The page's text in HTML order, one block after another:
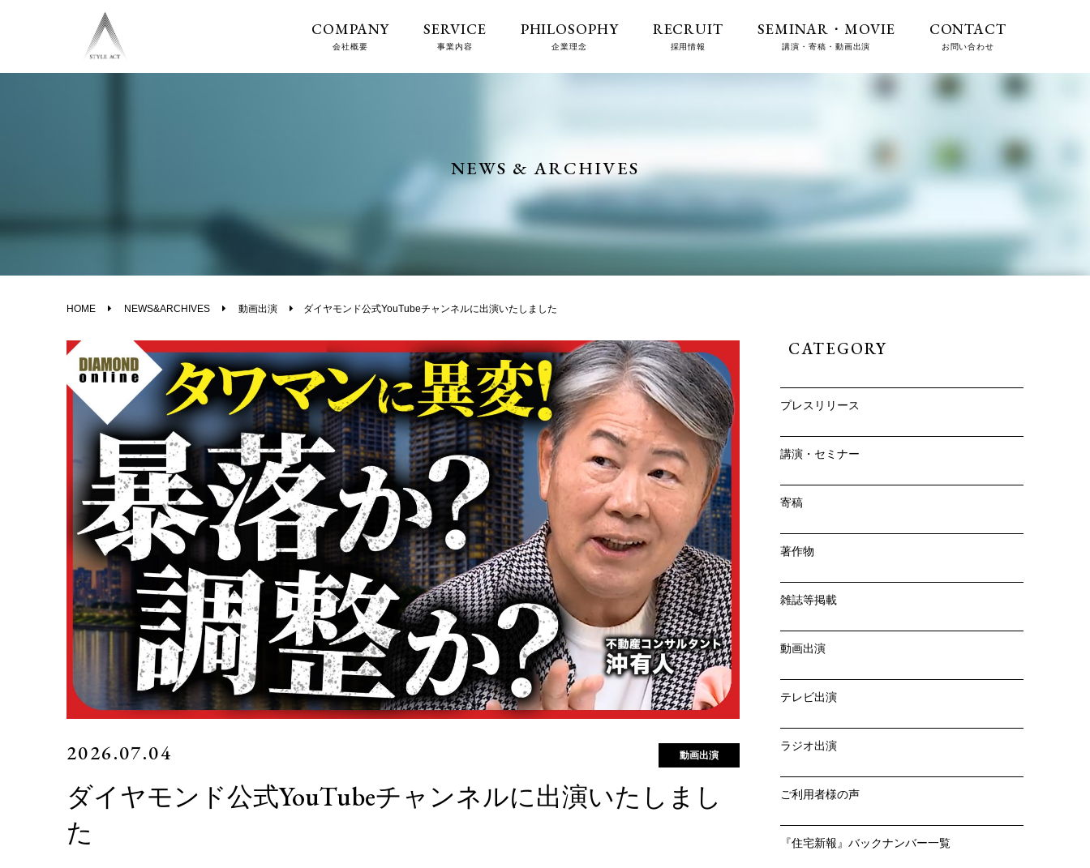
COMPANY
会社概要
SERVICE
事業内容
PHILOSOPHY
企業理念
RECRUIT
採用情報
SEMINAR・MOVIE
講演・寄稿・動画出演
CONTACT
お問い合わせ
NEWS & ARCHIVES
HOME NEWS&ARCHIVES 動画出演 ダイヤモンド公式YouTubeチャンネルに出演いたしました
2026.07.04 動画出演
ダイヤモンド公式YouTubeチャンネルに出演いたしまし
た
CATEGORY
プレスリリース
講演・セミナー
寄稿
著作物
雑誌等掲載
動画出演
テレビ出演
ラジオ出演
ご利用者様の声
『住宅新報』バックナンバー一覧